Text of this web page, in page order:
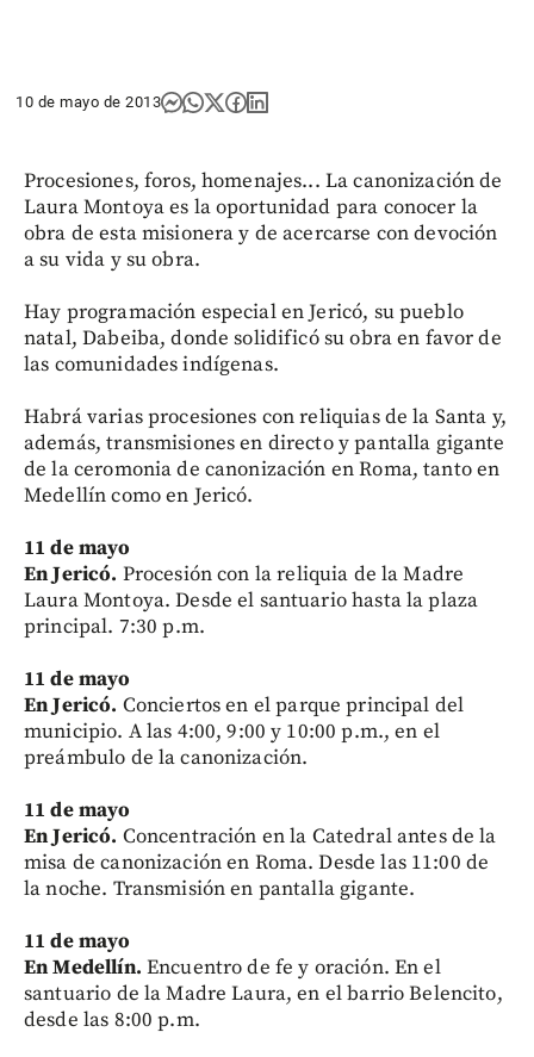
10 de mayo de 2013
Procesiones, foros, homenajes... La canonización de
Laura Montoya es la oportunidad para conocer la
obra de esta misionera y de acercarse con devoción
a su vida y su obra.
Hay programación especial en Jericó, su pueblo
natal, Dabeiba, donde solidificó su obra en favor de
las comunidades indígenas.
Habrá varias procesiones con reliquias de la Santa y,
además, transmisiones en directo y pantalla gigante
de la ceromonia de canonización en Roma, tanto en
Medellín como en Jericó.
11 de mayo
En Jericó. Procesión con la reliquia de la Madre
Laura Montoya. Desde el santuario hasta la plaza
principal. 7:30 p.m.
11 de mayo
En Jericó. Conciertos en el parque principal del
municipio. A las 4:00, 9:00 y 10:00 p.m., en el
preámbulo de la canonización.
11 de mayo
En Jericó. Concentración en la Catedral antes de la
misa de canonización en Roma. Desde las 11:00 de
la noche. Transmisión en pantalla gigante.
11 de mayo
En Medellín. Encuentro de fe y oración. En el
santuario de la Madre Laura, en el barrio Belencito,
desde las 8:00 p.m.